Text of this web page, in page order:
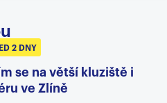
2 DNY
se na větší kluziště i
ve Zlíně